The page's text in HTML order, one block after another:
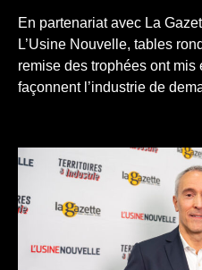
En partenariat avec La
L’Usine Nouvelle, tables
remise des trophées ont
façonnent l’industrie de